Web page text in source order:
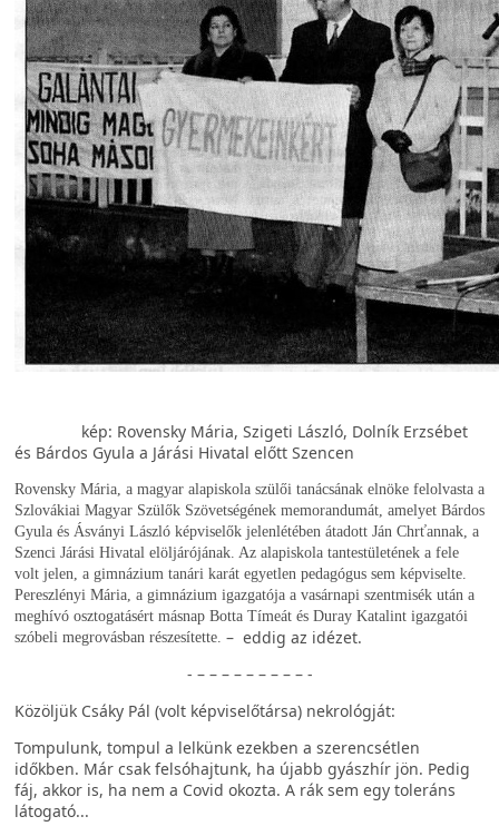
kép: Rovensky Mária, Szigeti László, Dolník Erzsébet
és Bárdos Gyula a Járási Hivatal előtt Szencen
Rovensky Mária, a magyar alapiskola szülői tanácsának elnöke felolvasta a
Szlovákiai Magyar Szülők Szövetségének memorandumát, amelyet Bárdos
Gyula és Ásványi László képviselők jelenlétében átadott Ján Chrťannak, a
Szenci Járási Hivatal elöljárójának. Az alapiskola tantestületének a fele
volt jelen, a gimnázium tanári karát egyetlen pedagógus sem képviselte.
Pereszlényi Mária, a gimnázium igazgatója a vasárnapi szentmisék után a
meghívó osztogatásért másnap Botta Tímeát és Duray Katalint igazgatói
szóbeli megrovásban részesítette. – eddig az idézet.
- – – – – – – – – – -
Közöljük Csáky Pál (volt képviselőtársa) nekrológját:
Tompulunk, tompul a lelkünk ezekben a szerencsétlen
időkben. Már csak felsóhajtunk, ha újabb gyászhír jön. Pedig
fáj, akkor is, ha nem a Covid okozta. A rák sem egy toleráns
látogató...